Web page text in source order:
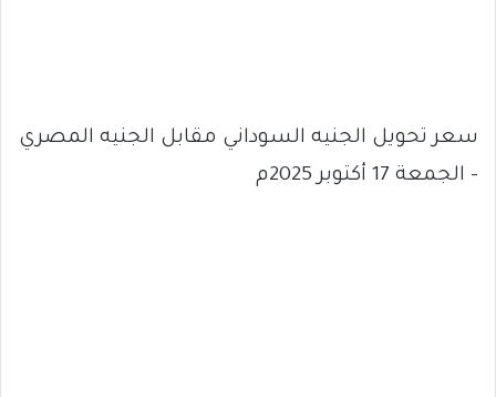
سعر تحويل الجنيه السوداني مقابل الجنيه المصري
– الجمعة 17 أكتوبر 2025م